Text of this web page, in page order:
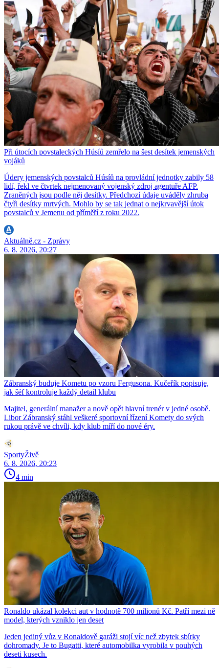
Při útocích povstaleckých Húsíů zemřelo na šest desítek jemenských
vojáků
Údery jemenských povstalců Húsíů na provládní jednotky zabily 58
lidí, řekl ve čtvrtek nejmenovaný vojenský zdroj agentuře AFP.
Zraněných jsou podle něj desítky. Předchozí údaje uváděly zhruba
čtyři desítky mrtvých. Mohlo by se tak jednat o nejkrvavější útok
povstalců v Jemenu od příměří z roku 2022.
Aktuálně.cz - Zprávy
6. 8. 2026, 20:27
Zábranský buduje Kometu po vzoru Fergusona. Kučeřík popisuje,
jak šéf kontroluje každý detail klubu
Majitel, generální manažer a nově opět hlavní trenér v jedné osobě.
Libor Zábranský stáhl veškeré sportovní řízení Komety do svých
rukou právě ve chvíli, kdy klub míří do nové éry.
SportyŽivě
6. 8. 2026, 20:23
4 min
Ronaldo ukázal kolekci aut v hodnotě 700 milionů Kč. Patří mezi ně
model, kterých vzniklo jen deset
Jeden jediný vůz v Ronaldově garáži stojí víc než zbytek sbírky
dohromady. Je to Bugatti, které automobilka vyrobila v pouhých
deseti kusech.